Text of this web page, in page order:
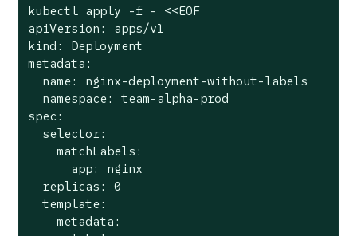
kubectl apply -f - <<EOF
apiVersion: apps/v1
kind: Deployment
metadata:
  name: nginx-deployment-without-labels
  namespace: team-alpha-prod
spec:
  selector:
    matchLabels:
      app: nginx
  replicas: 0
  template:
    metadata: